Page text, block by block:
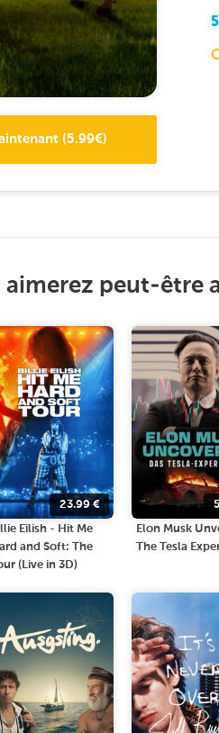
(5.99€)
aimerez peut-être
23.99€
Eilish - Hit Me
and Soft: The
(Live in 3D)
Elon Musk
The Tesla